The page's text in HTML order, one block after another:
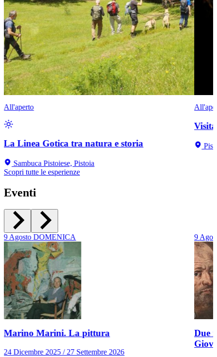
All'aperto
La Linea Gotica tra natura e storia
Sambuca Pistoiese, Pistoia
Scopri tutte le esperienze
Eventi
9Agosto DOMENICA
Marino Marini. La pittura
24 Dicembre 2025 / 27 Settembre 2026
9
Due